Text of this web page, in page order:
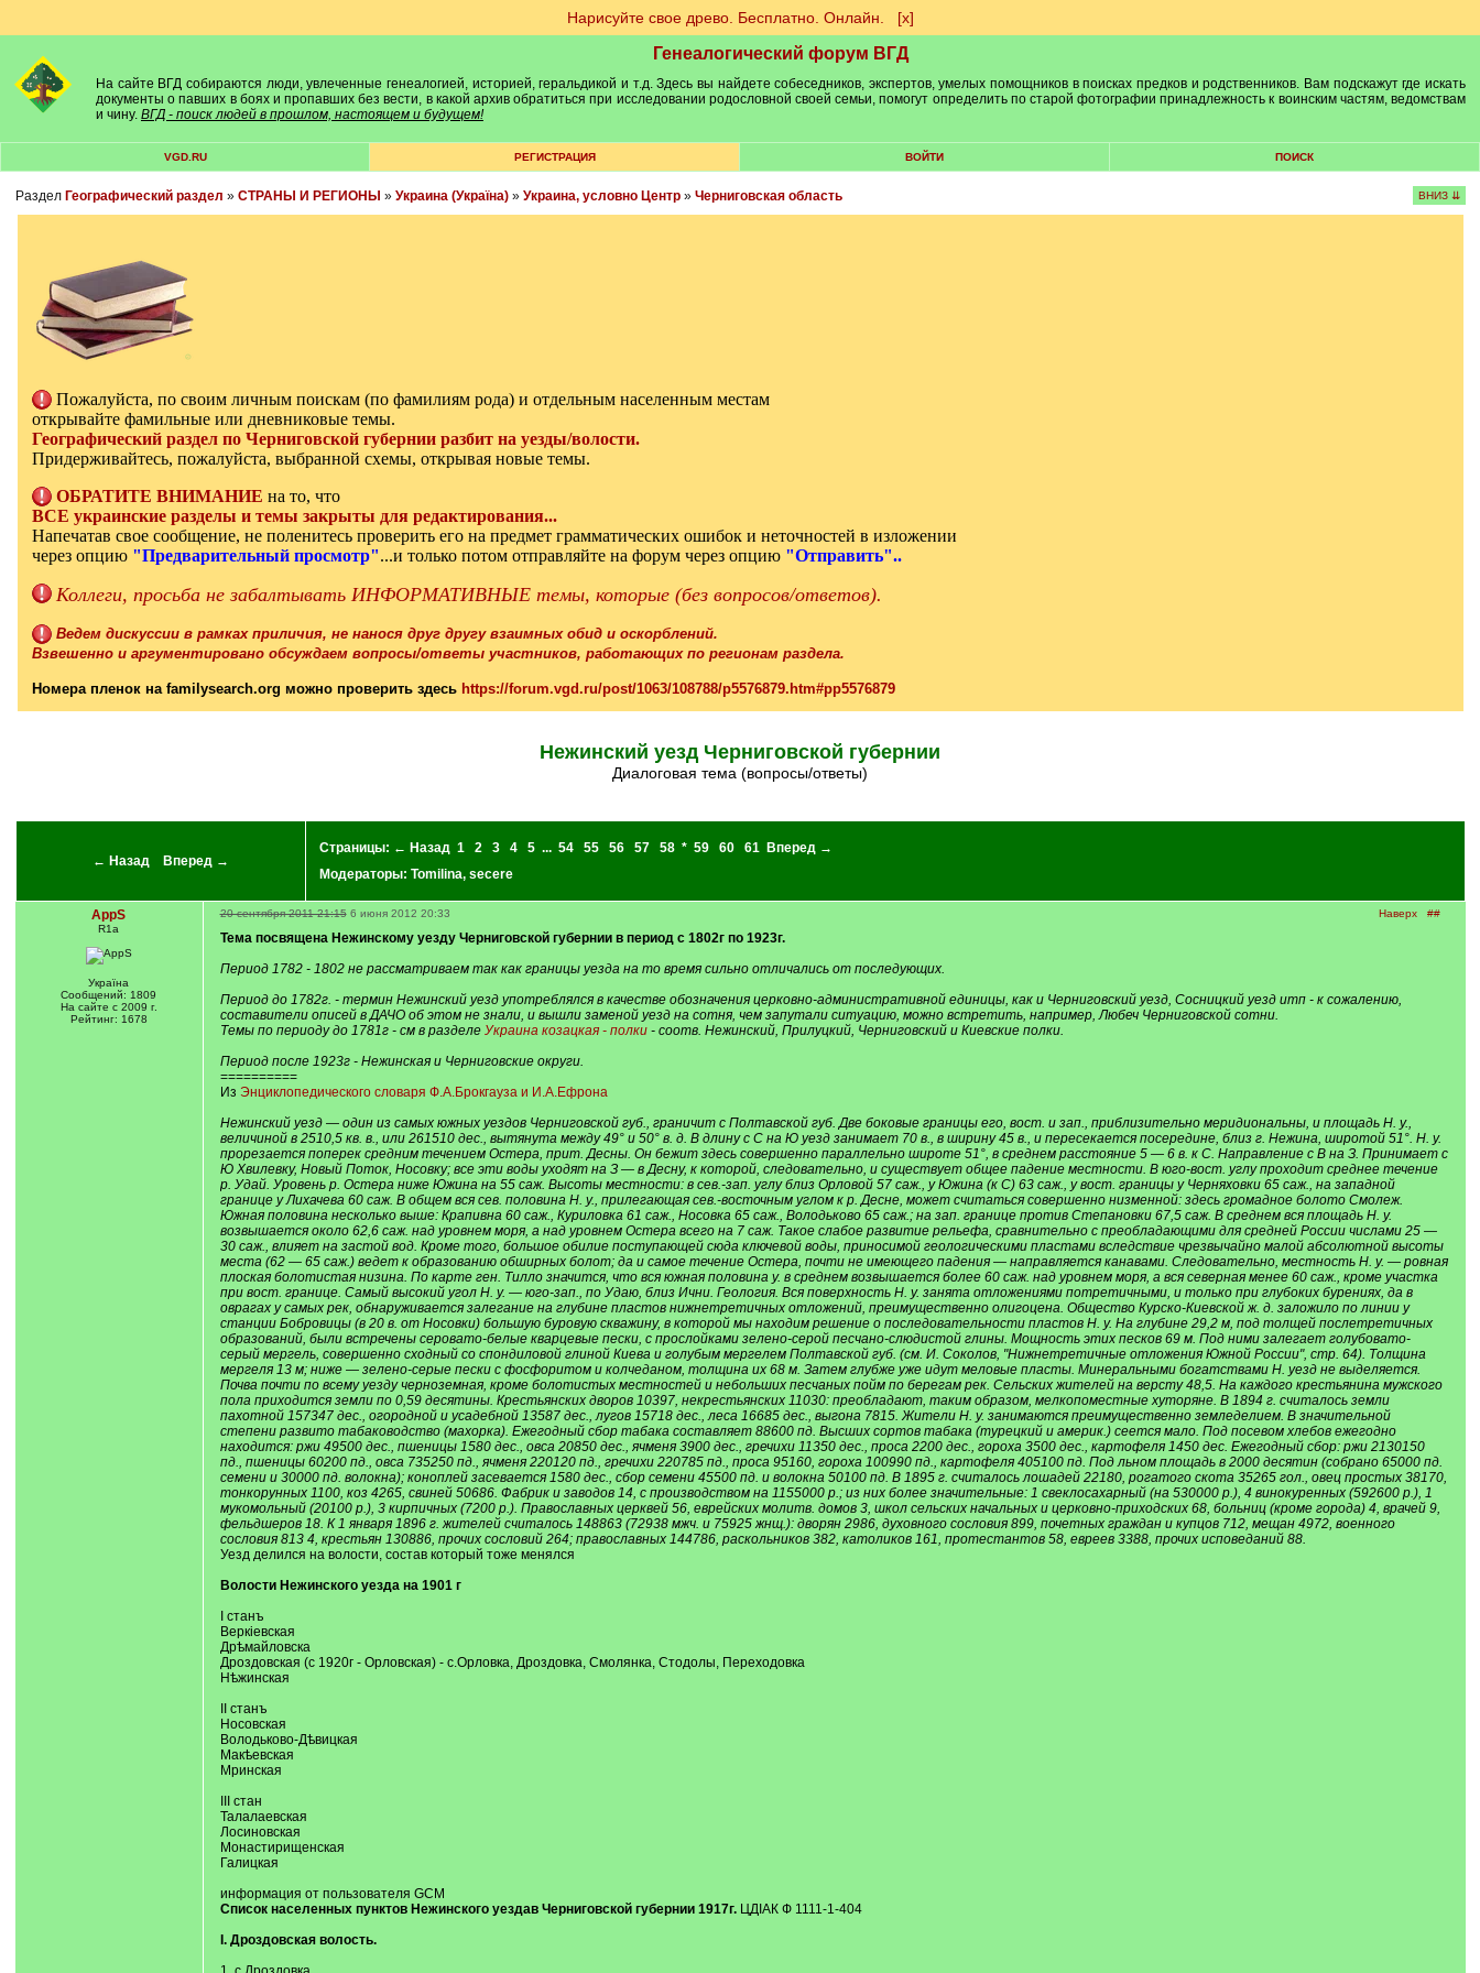
Нарисуйте свое древо. Бесплатно. Онлайн. [х]
Генеалогический форум ВГД
На сайте ВГД собираются люди, увлеченные генеалогией, историей, геральдикой и т.д. Здесь вы найдете собеседников, экспертов, умелых помощников в поисках предков и родственников. Вам подскажут где искать
документы о павших в боях и пропавших без вести, в какой архив обратиться при исследовании родословной своей семьи, помогут определить по старой фотографии принадлежность к воинским частям, ведомствам
и чину. ВГД - поиск людей в прошлом, настоящем и будущем!
VGD.RU РЕГИСТРАЦИЯ ВОЙТИ ПОИСК
Раздел Географический раздел » СТРАНЫ И РЕГИОНЫ » Украина (Україна)» Украина, условно Центр» Черниговская область ВНИЗ ⇊
Пожалуйста, по своим личным поискам (по фамилиям рода) и отдельным населенным местам
открывайте фамильные или дневниковые темы.
Географический раздел по Черниговской губернии разбит на уезды/волости.
Придерживайтесь, пожалуйста, выбранной схемы, открывая новые темы.
ОБРАТИТЕ ВНИМАНИЕ на то, что
ВСЕ украинские разделы и темы закрыты для редактирования...
Напечатав свое сообщение, не поленитесь проверить его на предмет грамматических ошибок и неточностей в изложении
через опцию "Предварительный просмотр"...и только потом отправляйте на форум через опцию "Отправить"..
Коллеги, просьба не забалтывать ИНФОРМАТИВНЫЕ темы, которые (без вопросов/ответов).
Ведем дискуссии в рамках приличия, не нанося друг другу взаимных обид и оскорблений.
Взвешенно и аргументировано обсуждаем вопросы/ответы участников, работающих по регионам раздела.
Номера пленок на familysearch.org можно проверить здесь https://forum.vgd.ru/post/1063/108788/p5576879.htm#pp5576879
Нежинский уезд Черниговской губернии
Диалоговая тема (вопросы/ответы)
← Назад Вперед →
Страницы: ← Назад 1 2 3 4 5 ... 54 55 56 57 58 * 59 60 61
Вперед →
Модераторы: Tomilina, secere
AppS
R1a
Україна
Сообщений: 1809
На сайте с 2009 г.
Рейтинг: 1678
Наверх ##
20 сентября 2011 21:15 6 июня 2012 20:33
Тема посвящена Нежинскому уезду Черниговской губернии в период с 1802г по 1923г.
Период 1782 - 1802 не рассматриваем так как границы уезда на то время сильно отличались от последующих.
Период до 1782г. - термин Нежинский уезд употреблялся в качестве обозначения церковно-административной единицы, как и Черниговский уезд, Сосницкий уезд итп - к сожалению,
составители описей в ДАЧО об этом не знали, и вышли заменой уезд на сотня, чем запутали ситуацию, можно встретить, например, Любеч Черниговской сотни.
Темы по периоду до 1781г - см в разделе Украина козацкая - полки - соотв. Нежинский, Прилуцкий, Черниговский и Киевские полки.
Период после 1923г - Нежинская и Черниговские округи.
==========
Из Энциклопедического словаря Ф.А.Брокгауза и И.А.Ефрона
Нежинский уезд — один из самых южных уездов Черниговской губ., граничит с Полтавской губ. Две боковые границы его, вост. и зап., приблизительно меридиональны, и площадь Н. у.,
величиной в 2510,5 кв. в., или 261510 дес., вытянута между 49° и 50° в. д. В длину с С на Ю уезд занимает 70 в., в ширину 45 в., и пересекается посередине, близ г. Нежина, широтой 51°. Н. у.
прорезается поперек средним течением Остера, прит. Десны. Он бежит здесь совершенно параллельно широте 51°, в среднем расстояние 5 — 6 в. к С. Направление с В на З. Принимает с
Ю Хвилевку, Новый Поток, Носовку; все эти воды уходят на З — в Десну, к которой, следовательно, и существует общее падение местности. В юго-вост. углу проходит среднее течение
р. Удай. Уровень р. Остера ниже Южина на 55 саж. Высоты местности: в сев.-зап. углу близ Орловой 57 саж., у Южина (к С) 63 саж., у вост. границы у Черняховки 65 саж., на западной
границе у Лихачева 60 саж. В общем вся сев. половина Н. у., прилегающая сев.-восточным углом к р. Десне, может считаться совершенно низменной: здесь громадное болото Смолеж.
Южная половина несколько выше: Крапивна 60 саж., Куриловка 61 саж., Носовка 65 саж., Володьково 65 саж.; на зап. границе против Степановки 67,5 саж. В среднем вся площадь Н. у.
возвышается около 62,6 саж. над уровнем моря, а над уровнем Остера всего на 7 саж. Такое слабое развитие рельефа, сравнительно с преобладающими для средней России числами 25 —
30 саж., влияет на застой вод. Кроме того, большое обилие поступающей сюда ключевой воды, приносимой геологическими пластами вследствие чрезвычайно малой абсолютной высоты
места (62 — 65 саж.) ведет к образованию обширных болот; да и самое течение Остера, почти не имеющего падения — направляется канавами. Следовательно, местность Н. у. — ровная
плоская болотистая низина. По карте ген. Тилло значится, что вся южная половина у. в среднем возвышается более 60 саж. над уровнем моря, а вся северная менее 60 саж., кроме участка
при вост. границе. Самый высокий угол Н. у. — юго-зап., по Удаю, близ Ични. Геология. Вся поверхность Н. у. занята отложениями потретичными, и только при глубоких бурениях, да в
оврагах у самых рек, обнаруживается залегание на глубине пластов нижнетретичных отложений, преимущественно олигоцена. Общество Курско-Киевской ж. д. заложило по линии у
станции Бобровицы (в 20 в. от Носовки) большую буровую скважину, в которой мы находим решение о последовательности пластов Н. у. На глубине 29,2 м, под толщей послетретичных
образований, были встречены серовато-белые кварцевые пески, с прослойками зелено-серой песчано-слюдистой глины. Мощность этих песков 69 м. Под ними залегает голубовато-
серый мергель, совершенно сходный со спондиловой глиной Киева и голубым мергелем Полтавской губ. (см. И. Соколов, "Нижнетретичные отложения Южной России", стр. 64). Толщина
мергеля 13 м; ниже — зелено-серые пески с фосфоритом и колчеданом, толщина их 68 м. Затем глубже уже идут меловые пласты. Минеральными богатствами Н. уезд не выделяется.
Почва почти по всему уезду черноземная, кроме болотистых местностей и небольших песчаных пойм по берегам рек. Сельских жителей на версту 48,5. На каждого крестьянина мужского
пола приходится земли по 0,59 десятины. Крестьянских дворов 10397, некрестьянских 11030: преобладают, таким образом, мелкопоместные хуторяне. В 1894 г. считалось земли
пахотной 157347 дес., огородной и усадебной 13587 дес., лугов 15718 дес., леса 16685 дес., выгона 7815. Жители Н. у. занимаются преимущественно земледелием. В значительной
степени развито табаководство (махорка). Ежегодный сбор табака составляет 88600 пд. Высших сортов табака (турецкий и америк.) сеется мало. Под посевом хлебов ежегодно
находится: ржи 49500 дес., пшеницы 1580 дес., овса 20850 дес., ячменя 3900 дес., гречихи 11350 дес., проса 2200 дес., гороха 3500 дес., картофеля 1450 дес. Ежегодный сбор: ржи 2130150
пд., пшеницы 60200 пд., овса 735250 пд., ячменя 220120 пд., гречихи 220785 пд., проса 95160, гороха 100990 пд., картофеля 405100 пд. Под льном площадь в 2000 десятин (собрано 65000 пд.
семени и 30000 пд. волокна); коноплей засевается 1580 дес., сбор семени 45500 пд. и волокна 50100 пд. В 1895 г. считалось лошадей 22180, рогатого скота 35265 гол., овец простых 38170,
тонкорунных 1100, коз 4265, свиней 50686. Фабрик и заводов 14, с производством на 1155000 р.; из них более значительные: 1 свеклосахарный (на 530000 р.), 4 винокуренных (592600 р.), 1
мукомольный (20100 р.), 3 кирпичных (7200 р.). Православных церквей 56, еврейских молитв. домов 3, школ сельских начальных и церковно-приходских 68, больниц (кроме города) 4, врачей 9,
фельдшеров 18. К 1 января 1896 г. жителей считалось 148863 (72938 мжч. и 75925 жнщ.): дворян 2986, духовного сословия 899, почетных граждан и купцов 712, мещан 4972, военного
сословия 813 4, крестьян 130886, прочих сословий 264; православных 144786, раскольников 382, католиков 161, протестантов 58, евреев 3388, прочих исповеданий 88.
Уезд делился на волости, состав который тоже менялся
Волости Нежинского уезда на 1901 г
І станъ
Веркіевская
Дрѣмайловска
Дроздовская (с 1920г - Орловская) - с.Орловка, Дроздовка, Смолянка, Стодолы, Переходовка
Нѣжинская
ІІ станъ
Носовская
Володьково-Дѣвицкая
Макѣевская
Мринская
ІІІ стан
Талалаевская
Лосиновская
Монастирищенская
Галицкая
информация от пользователя GCM
Список населенных пунктов Нежинского уездав Черниговской губернии 1917г.ЦДІАК Ф 1111-1-404
I. Дроздовская волость.